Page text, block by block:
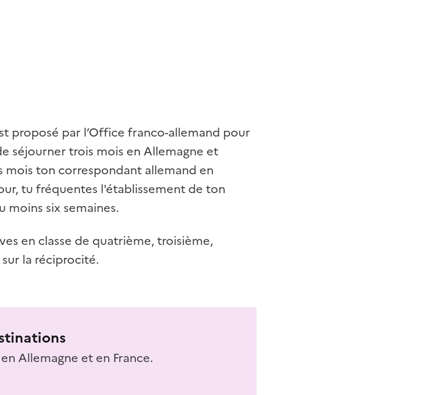
proposé par l’Office franco-allemand pour
séjourner trois mois en Allemagne et
mois ton correspondant allemand en
tu fréquentes l'établissement de ton
moins six semaines.
en classe de quatrième, troisième,
la réciprocité.
Allemagne et en France.